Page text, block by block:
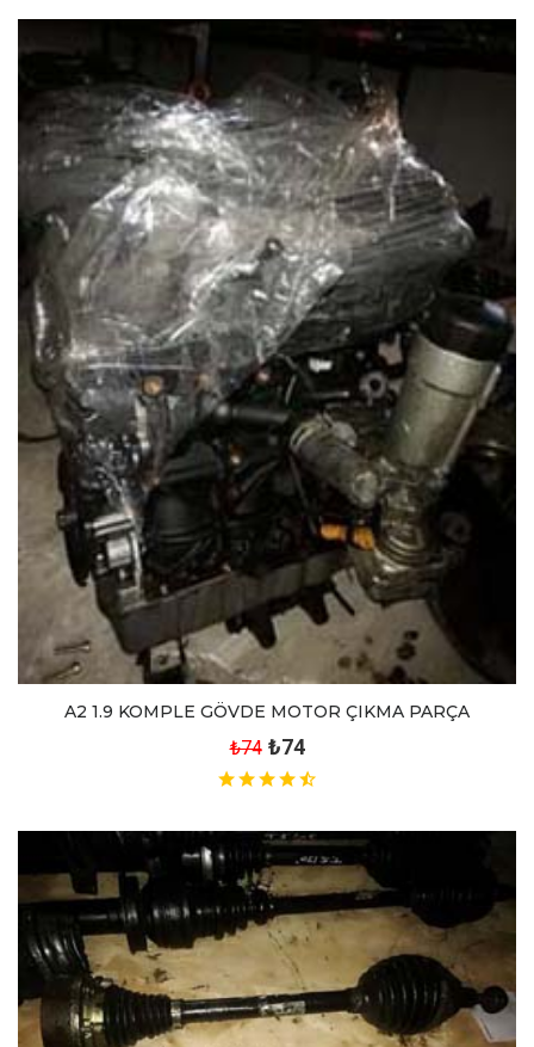
A2 1.9 KOMPLE GÖVDE MOTOR ÇIKMA PARÇA
₺74 ₺74